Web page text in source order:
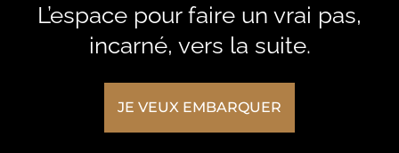
L’espace pour faire un vrai pas,
incarné, vers la suite.
JE VEUX EMBARQUER